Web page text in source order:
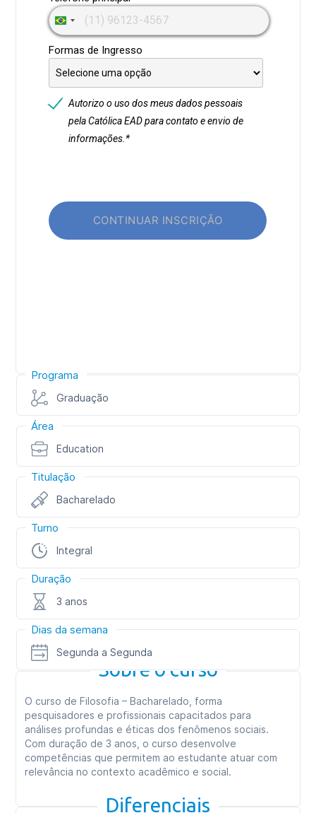
Programa
Graduação
Área
Education
Titulação
Bacharelado
Turno
Integral
Duração
3 anos
Dias da semana
Segunda a Segunda
Sobre o curso
O curso de Filosofia – Bacharelado, forma
pesquisadores e profissionais capacitados para
análises profundas e éticas dos fenômenos sociais.
Com duração de 3 anos, o curso desenvolve
competências que permitem ao estudante atuar com
relevância no contexto acadêmico e social.
Diferenciais